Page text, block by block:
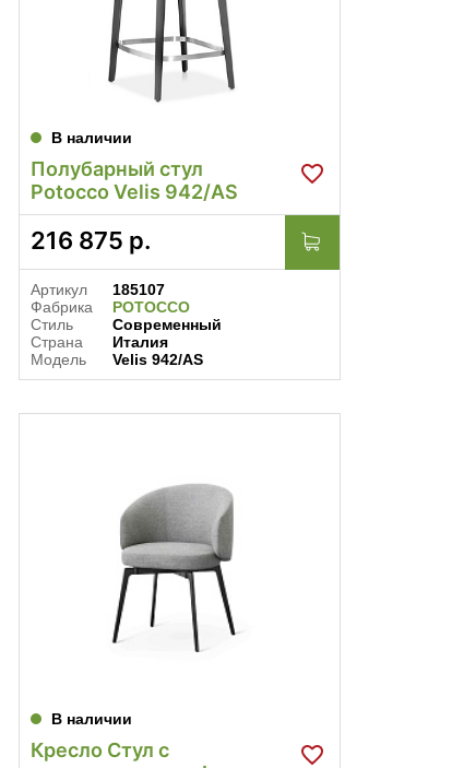
В наличии
Полубарный стул
Potocco Velis 942/AS
216 875 р.
Артикул
185107
Фабрика
POTOCCO
Стиль
Современный
Страна
Италия
Модель
Velis 942/AS
В наличии
Кресло Стул с